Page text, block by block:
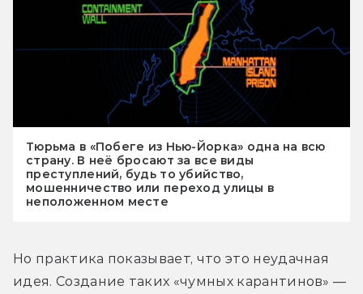
Тюрьма в «Побеге из Нью-Йорка» одна на всю
страну. В неё бросают за все виды
преступлений, будь то убийство,
мошенничество или переход улицы в
неположенном месте
Но практика показывает, что это неудачная
идея. Создание таких «чумных карантинов» —